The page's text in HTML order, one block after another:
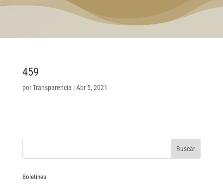
459
porTransparencia |Abr 5, 2021
Boletines